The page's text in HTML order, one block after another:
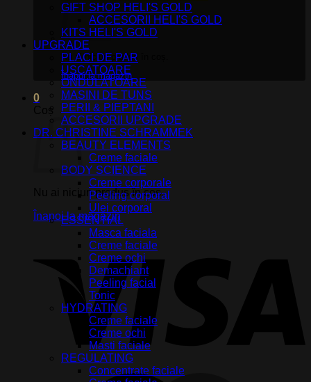
Nu ai niciun produs în coș.
Înapoi la magazin
0
Nu ai niciun produs în coș.
Înapoi la magazin
GIFT SHOP HELI'S GOLD
ACCESORII HELI'S GOLD
KITS HELI'S GOLD
UPGRADE
PLACI DE PAR
USCATOARE
ONDULATOARE
MASINI DE TUNS
PERII & PIEPTANI
ACCESORII UPGRADE
DR. CHRISTINE SCHRAMMEK
BEAUTY ELEMENTS
Creme faciale
BODY SCIENCE
Creme corporale
Peeling corporal
Ulei corporal
ESSENTIAL
Masca faciala
Creme faciale
Creme ochi
Demachiant
Peeling facial
Tonic
HYDRATING
Creme faciale
Creme ochi
Masti faciale
REGULATING
Concentrate faciale